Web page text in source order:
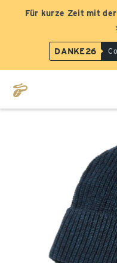
Für kurze Zeit mit
DANKE26